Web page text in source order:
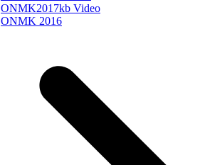
ONMK2017kb Video
ONMK 2016